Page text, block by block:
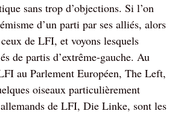
sans trop d’objections. Si l’on
d’un parti par ses alliés, alors
de LFI, et voyons lesquels
de partis d’extrême-gauche. Au
au Parlement Européen, The Left,
oiseaux particulièrement
de LFI, Die Linke, sont les